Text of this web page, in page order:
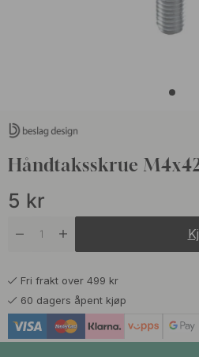
Håndtaksskrue
5 kr
Fri frakt over 499 kr
60 dagers åpent kjøp